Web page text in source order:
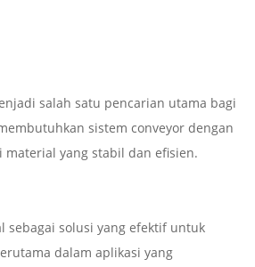
salah satu pencarian utama bagi
sistem conveyor dengan
yang stabil dan efisien.
sebagai solusi yang efektif untuk
dalam aplikasi yang